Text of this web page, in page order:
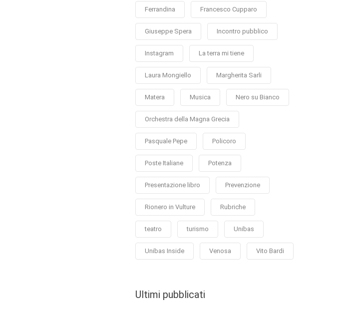
Ferrandina Francesco Cupparo
Giuseppe Spera Incontro pubblico
Instagram La terra mi tiene
Laura Mongiello Margherita Sarli
Matera Musica Nero su Bianco
Orchestra della Magna Grecia
Pasquale Pepe Policoro
Poste Italiane Potenza
Presentazione libro Prevenzione
Rionero in Vulture Rubriche
teatro turismo Unibas
Unibas Inside Venosa Vito Bardi
Ultimi pubblicati